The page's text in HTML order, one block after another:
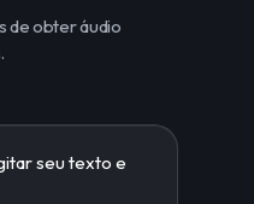
de obter áudio